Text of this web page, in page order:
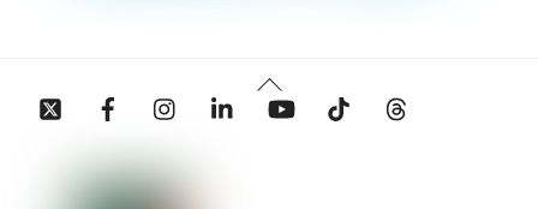
Back
To
Twitter Facebook InstagramLinkedin YouTube Tiktok